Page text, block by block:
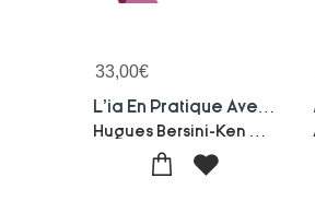
33,00€